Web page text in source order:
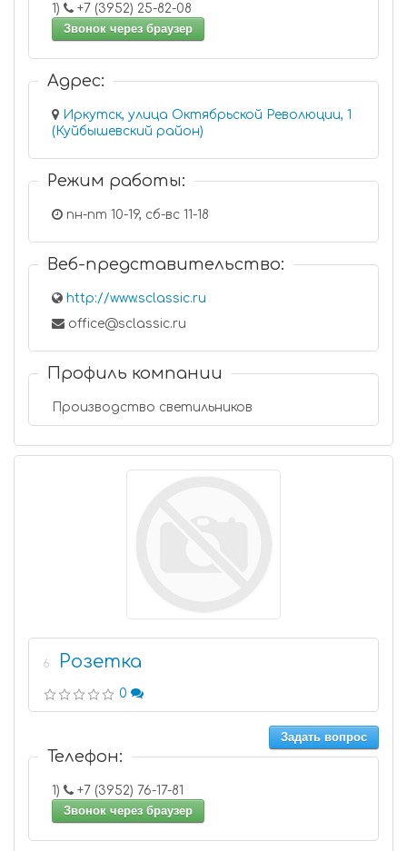
1)
+7 (3952) 25-82-08
Звонок через браузер
Адрес:
Иркутск, улица Октябрьской Революции, 1
(Куйбышевский район)
Режим работы:
пн-пт 10-19, сб-вс 11-18
Веб-представительство:
http://www.sclassic.ru
office@sclassic.ru
Профиль компании
Производство светильников
6 Розетка
0
Задать вопрос
Телефон:
1)
+7 (3952) 76-17-81
Звонок через браузер